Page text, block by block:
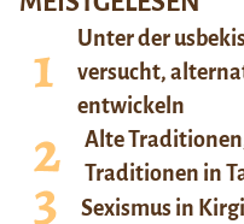
Unter der
versucht,
entwickeln
Alte
Traditionen in
Sexismus in